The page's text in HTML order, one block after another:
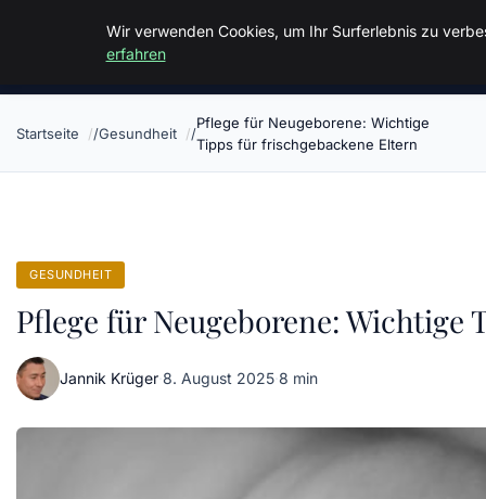
Malzminden
Startseite Gesundheit
Pflege für Neugeborene: Wichtige
Tipps für frischgebackene Eltern
GESUNDHEIT
Pflege für Neugeborene:
Jannik Krüger·8. August 2025·8 min
Wir verwenden Cookies, um Ihr Surferlebnis zu
erfahren